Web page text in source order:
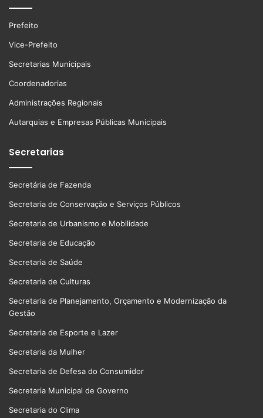
Prefeito
Vice-Prefeito
Secretarias Municipais
Coordenadorias
Administrações Regionais
Autarquias e Empresas Públicas Municipais
Secretarias
Secretária de Fazenda
Secretaria de Conservação e Serviços Públicos
Secretaria de Urbanismo e Mobilidade
Secretaria de Educação
Secretaria de Saúde
Secretaria de Culturas
Secretaria de Planejamento, Orçamento e Modernização da
Gestão
Secretaria de Esporte e Lazer
Secretaria da Mulher
Secretaria de Defesa do Consumidor
Secretaria Municipal de Governo
Secretaria do Clima